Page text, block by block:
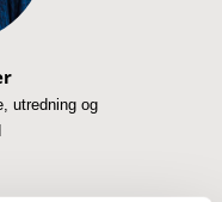
utredning og